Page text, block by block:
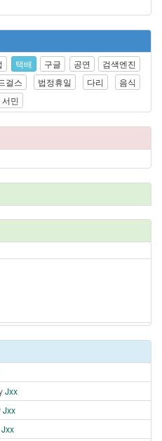
택배 구글 공연
검색엔진
걸스 법정휴일 다리
음식
서민
Jxx
Jxx
Jxx